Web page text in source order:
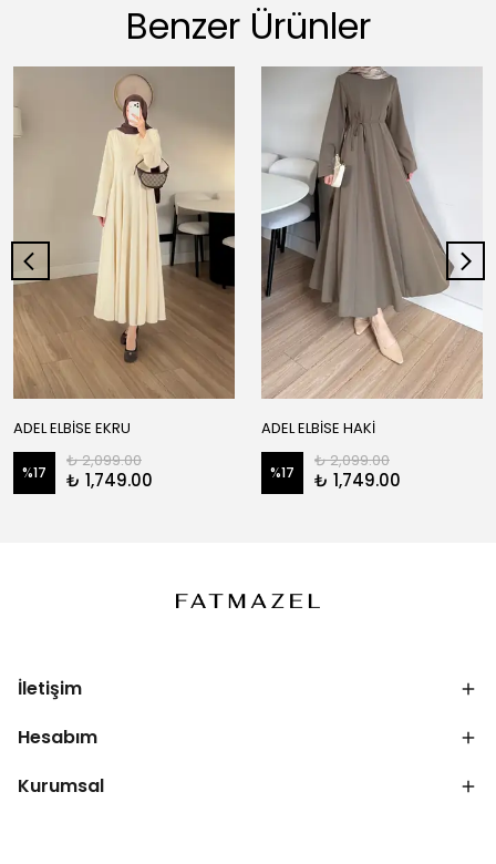
Benzer Ürünler
ADEL ELBİSE EKRU
%17
₺ 2,099.00
₺ 1,749.00
ADEL ELBİSE HAKİ
%17
₺ 2,099.00
₺ 1,749.00
İletişim
Hesabım
Kurumsal